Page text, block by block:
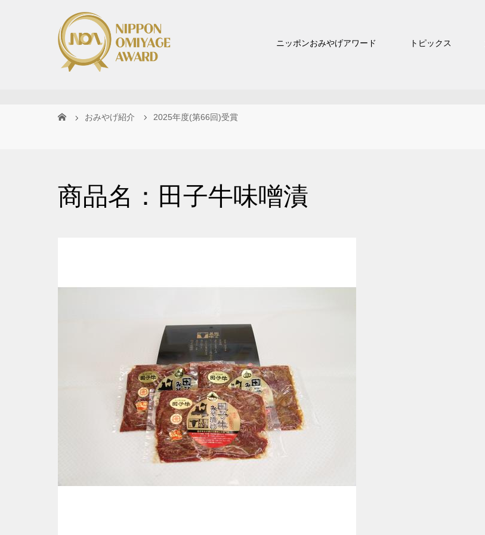
ニッポンおみやげアワード トピックス
おみやげ紹介 2025年度(第66回)受賞
商品名：田子牛味噌漬